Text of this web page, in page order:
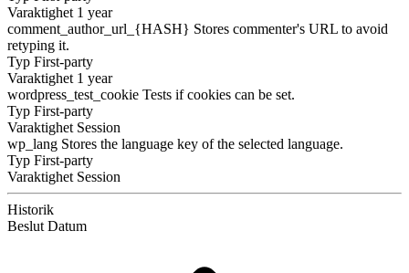
Varaktighet 1 year
comment_author_url_{HASH} Stores commenter's URL to avoid
retyping it.
Typ First-party
Varaktighet 1 year
wordpress_test_cookie Tests if cookies can be set.
Typ First-party
Varaktighet Session
wp_lang Stores the language key of the selected language.
Typ First-party
Varaktighet Session
Historik
Beslut Datum